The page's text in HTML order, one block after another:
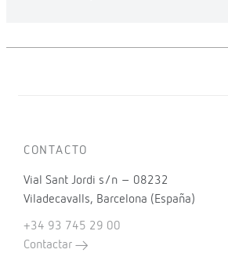
CONTACTO
Vial Sant Jordi s/n – 08232
Viladecavalls, Barcelona (España)
+34 93 745 29 00
Contactar